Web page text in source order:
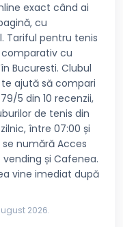
exact când ai
cu
Tariful pentru tenis
comparativ cu
Bucuresti. Clubul
ajută să compari
5 din 10 recenzii,
de tenis din
între 07:00 și
numără Acces
și Cafenea.
vine imediat după
2026.